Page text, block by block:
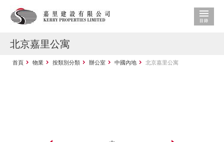
北京嘉里公寓
首頁 物業 按類別分類 辦公室 中國內地 北京嘉里公寓